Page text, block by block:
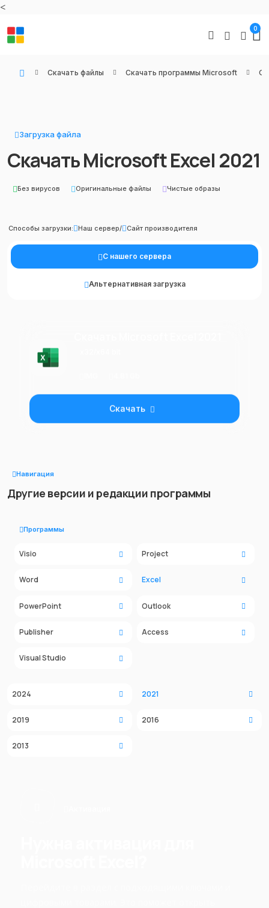
<
0
Скачать файлы Скачать программы Microsoft
Загрузка файла
Скачать Microsoft Excel 2021
Без вирусов Оригинальные файлы Чистые образы
Способы загрузки: Наш сервер/ Сайт производителя
С нашего сервера
Альтернативная загрузка
Скачать
Навигация
Другие версии и редакции программы
Программы
Visio Project
Word Excel
PowerPoint Outlook
Publisher Access
Visual Studio
2024 2021
2019 2016
2013